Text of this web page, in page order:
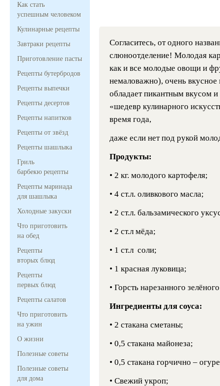
Как стать
успешным человеком
Кулинарные рецепты
Завтраки рецепты
Приготовление пасты
Рецепты бутербродов
Рецепты выпечки
Рецепты десертов
Рецепты напитков
Рецепты от звёзд
Рецепты шашлыка
Гриль
барбекю рецепты
Рецепты маринада
для шашлыка
Холодные закуски
Что приготовить
на обед
Рецепты
вторых блюд
Рецепты
первых блюд
Рецепты салатов
Что приготовить
на ужин
О жизни
Полезные советы
Полезные советы
для дома
Согласитесь, от одного
слюноотделение! Молодая
как и все молодые овощи и
немаловажно), очень
обладает пикантным вкусом
«шедевр кулинарного
время года,
даже если нет под рукой
Продукты:
• 2 кг. молодого картофеля;
• 4 ст.л. оливкового масла;
• 2 ст.л. бальзамического
• 2 ст.л мёда;
• 1 ст.л соли;
• 1 красная луковица;
• Горсть нарезанного
Ингредиенты для соуса:
• 2 стакана сметаны;
• 0,5 стакана майонеза;
• 0,5 стакана горчично –
• Свежий укроп;